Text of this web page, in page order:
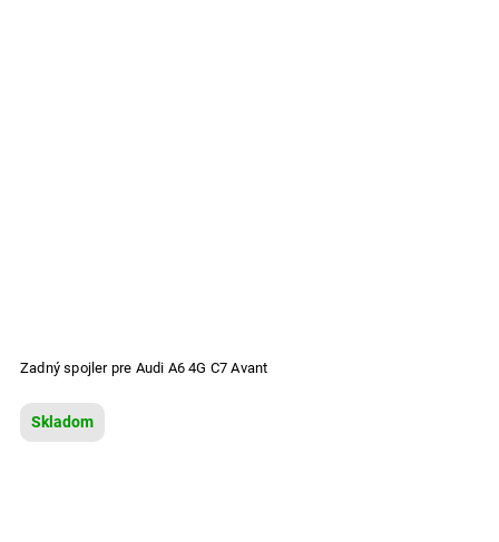
Zadný spojler pre Audi A6 4G C7 Avant
Skladom